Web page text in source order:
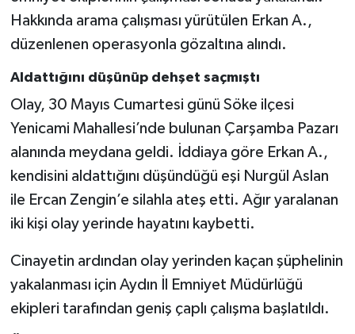
Hakkında arama çalışması yürütülen Erkan A.,
düzenlenen operasyonla gözaltına alındı.
Aldattığını düşünüp dehşet saçmıştı
Olay, 30 Mayıs Cumartesi günü Söke ilçesi
Yenicami Mahallesi’nde bulunan Çarşamba Pazarı
alanında meydana geldi. İddiaya göre Erkan A.,
kendisini aldattığını düşündüğü eşi Nurgül Aslan
ile Ercan Zengin’e silahla ateş etti. Ağır yaralanan
iki kişi olay yerinde hayatını kaybetti.
Cinayetin ardından olay yerinden kaçan şüphelinin
yakalanması için Aydın İl Emniyet Müdürlüğü
ekipleri tarafından geniş çaplı çalışma başlatıldı.